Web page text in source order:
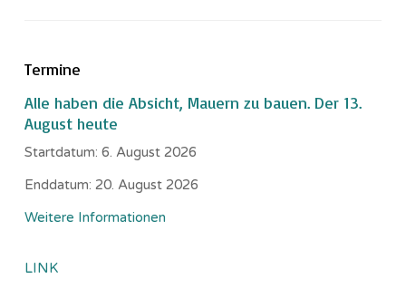
Termine
Alle haben die Absicht, Mauern zu bauen. Der 13.
August heute
Startdatum: 6. August 2026
Enddatum: 20. August 2026
Weitere Informationen
LINK